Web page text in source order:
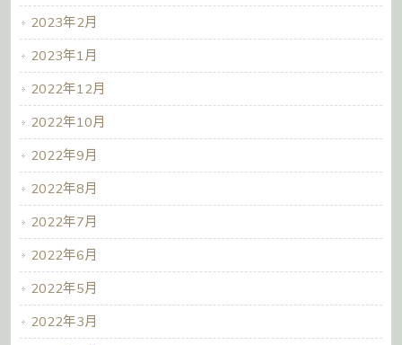
2023年2月
2023年1月
2022年12月
2022年10月
2022年9月
2022年8月
2022年7月
2022年6月
2022年5月
2022年3月